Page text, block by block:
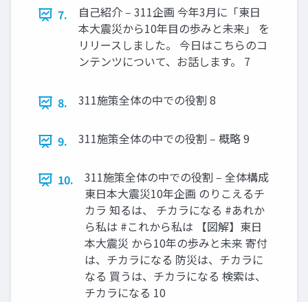
7.
⾃⼰紹介 ‒ 311企画 今年3⽉に「東⽇
本⼤震災から10年⽬の歩みと未来」 を
リリースしました。 今⽇はこちらのコ
ンテンツについて、お話します。 7
8. 311施策全体の中での役割 8
9. 311施策全体の中での役割 ‒ 概略 9
10.
311施策全体の中での役割 ‒ 全体構成
東⽇本⼤震災10年企画 のりこえるチ
カラ 知るは、 チカラになる #あれか
ら私は #これから私は 【図解】東⽇
本⼤震災 から10年の歩みと未来 寄付
は、チカラになる 防災は、チカラに
なる 買うは、チカラになる 検索は、
チカラになる 10